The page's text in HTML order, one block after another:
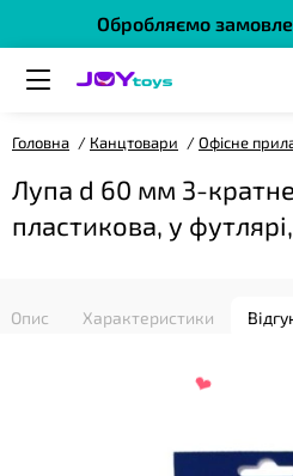
Обробляємо
Головна Канцтовари Офісне
Лупа d 60 мм 3-
пластикова, у
Опис Характеристики